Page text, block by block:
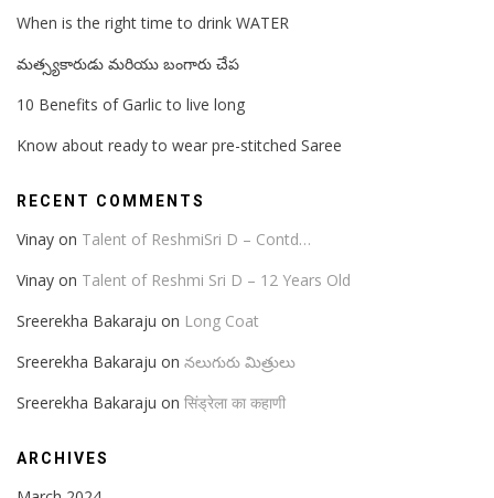
When is the right time to drink WATER
మత్స్యకారుడు మరియు బంగారు చేప
10 Benefits of Garlic to live long
Know about ready to wear pre-stitched Saree
RECENT COMMENTS
Vinay on Talent of ReshmiSri D – Contd…
Vinay on Talent of Reshmi Sri D – 12 Years Old
Sreerekha Bakaraju on Long Coat
Sreerekha Bakaraju on నలుగురు మిత్రులు
Sreerekha Bakaraju on सिंड्रेला का कहाणी
ARCHIVES